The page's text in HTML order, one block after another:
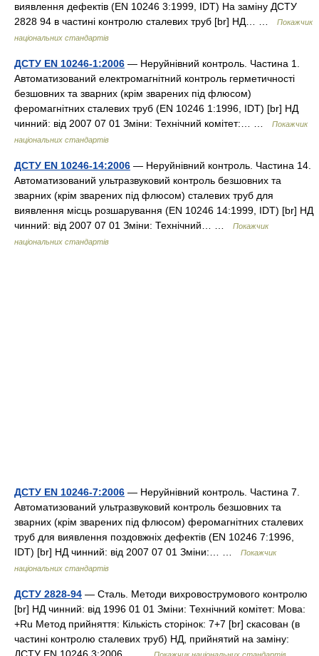
виявлення дефектів (EN 10246 3:1999, IDT) На заміну ДСТУ
2828 94 в частині контролю сталевих труб [br] НД… …
Покажчик
національних стандартів
ДСТУ EN 10246-1:2006 — Неруйнівний контроль. Частина 1.
Автоматизований електромагнітний контроль герметичності
безшовних та зварних (крім зварених під флюсом)
феромагнітних сталевих труб (EN 10246 1:1996, IDT) [br] НД
чинний: від 2007 07 01 Зміни: Технічний комітет:… …
Покажчик
національних стандартів
ДСТУ EN 10246-14:2006 — Неруйнівний контроль. Частина 14.
Автоматизований ультразвуковий контроль безшовних та
зварних (крім зварених під флюсом) сталевих труб для
виявлення місць розшарування (EN 10246 14:1999, IDT) [br] НД
чинний: від 2007 07 01 Зміни: Технічний… …
Покажчик
національних стандартів
ДСТУ EN 10246-7:2006 — Неруйнівний контроль. Частина 7.
Автоматизований ультразвуковий контроль безшовних та
зварних (крім зварених під флюсом) феромагнітних сталевих
труб для виявлення поздовжніх дефектів (EN 10246 7:1996,
IDT) [br] НД чинний: від 2007 07 01 Зміни:… …
Покажчик
національних стандартів
ДСТУ 2828-94 — Сталь. Методи вихровострумового контролю
[br] НД чинний: від 1996 01 01 Зміни: Технічний комітет: Мова:
+Ru Метод прийняття: Кількість сторінок: 7+7 [br] скасован (в
частині контролю сталевих труб) НД, прийнятий на заміну: